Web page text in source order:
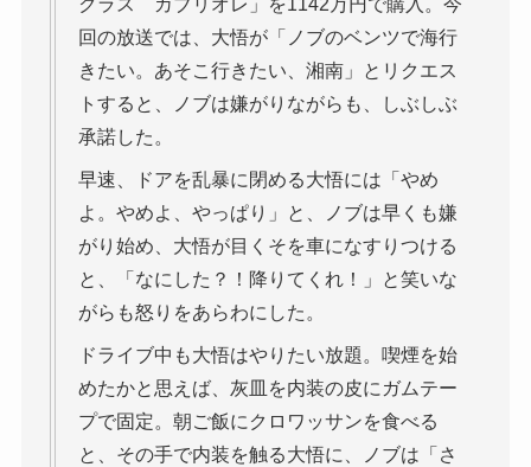
クラス カブリオレ」を1142万円で購入。今
回の放送では、大悟が「ノブのベンツで海行
きたい。あそこ行きたい、湘南」とリクエス
トすると、ノブは嫌がりながらも、しぶしぶ
承諾した。
早速、ドアを乱暴に閉める大悟には「やめ
よ。やめよ、やっぱり」と、ノブは早くも嫌
がり始め、大悟が目くそを車になすりつける
と、「なにした？！降りてくれ！」と笑いな
がらも怒りをあらわにした。
ドライブ中も大悟はやりたい放題。喫煙を始
めたかと思えば、灰皿を内装の皮にガムテー
プで固定。朝ご飯にクロワッサンを食べる
と、その手で内装を触る大悟に、ノブは「さ